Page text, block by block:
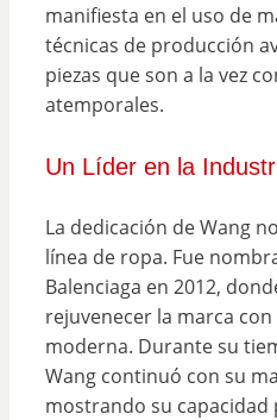
manifiesta en el uso de
técnicas de producción
piezas que son a la vez
atemporales.
Un Líder en la
La dedicación de Wang
línea de ropa. Fue
Balenciaga en 2012,
rejuvenecer la marca
moderna. Durante su
Wang continuó con su
mostrando su